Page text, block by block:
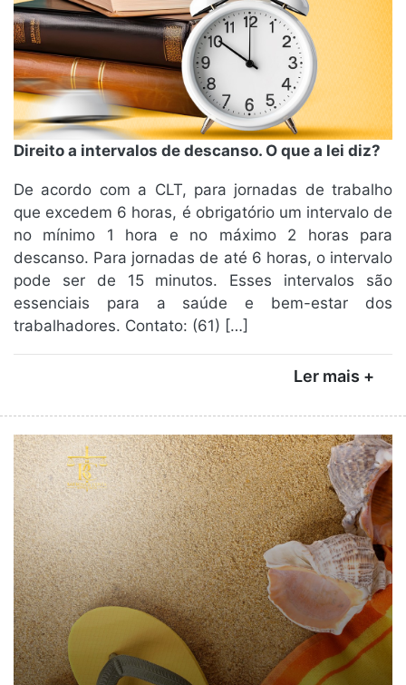
Direito a intervalos de descanso. O que a lei diz?
De acordo com a CLT, para jornadas de trabalho
que excedem 6 horas, é obrigatório um intervalo de
no mínimo 1 hora e no máximo 2 horas para
descanso. Para jornadas de até 6 horas, o intervalo
pode ser de 15 minutos. Esses intervalos são
essenciais para a saúde e bem-estar dos
trabalhadores. Contato: (61) […]
Ler mais +